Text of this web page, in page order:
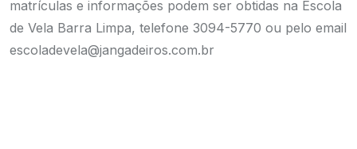
matrículas e informações podem ser obtidas na Escola
de Vela Barra Limpa, telefone 3094-5770 ou pelo email
escoladevela@jangadeiros.com.br